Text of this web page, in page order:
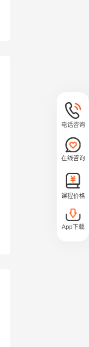
电话咨询
在线咨询
课程价格
App下载